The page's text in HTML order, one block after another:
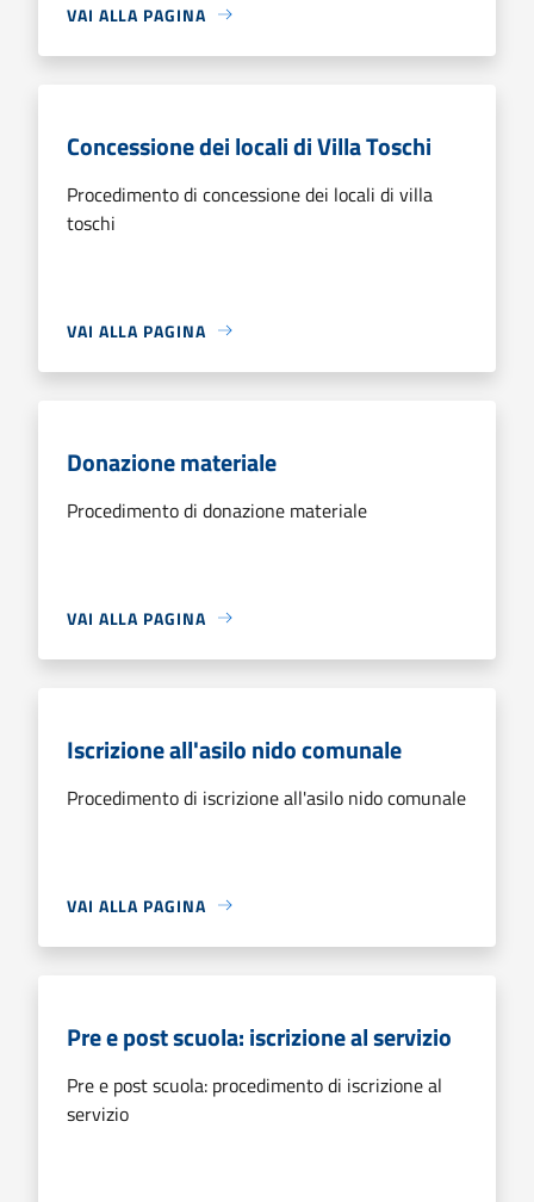
VAI ALLA PAGINA
Concessione dei locali di Villa Toschi
Procedimento di concessione dei locali di villa
toschi
VAI ALLA PAGINA
Donazione materiale
Procedimento di donazione materiale
VAI ALLA PAGINA
Iscrizione all'asilo nido comunale
Procedimento di iscrizione all'asilo nido comunale
VAI ALLA PAGINA
Pre e post scuola: iscrizione al servizio
Pre e post scuola: procedimento di iscrizione al
servizio